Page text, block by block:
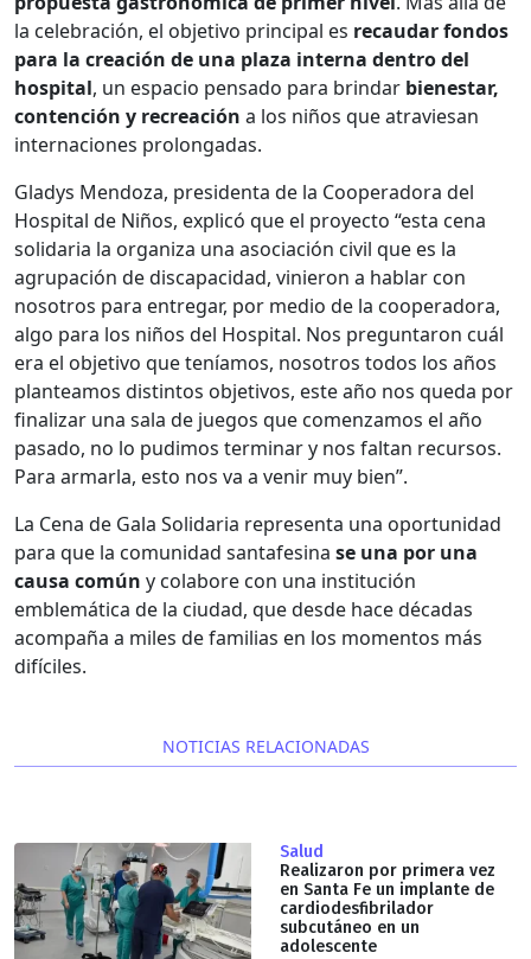
la celebración, el objetivo principal es recaudar fondos
para la creación de una plaza interna dentro del
hospital, un espacio pensado para brindar bienestar,
contención y recreación a los niños que atraviesan
internaciones prolongadas.
Gladys Mendoza, presidenta de la Cooperadora del
Hospital de Niños, explicó que el proyecto “esta cena
solidaria la organiza una asociación civil que es la
agrupación de discapacidad, vinieron a hablar con
nosotros para entregar, por medio de la cooperadora,
algo para los niños del Hospital. Nos preguntaron cuál
era el objetivo que teníamos, nosotros todos los años
planteamos distintos objetivos, este año nos queda por
finalizar una sala de juegos que comenzamos el año
pasado, no lo pudimos terminar y nos faltan recursos.
Para armarla, esto nos va a venir muy bien”.
La Cena de Gala Solidaria representa una oportunidad
para que la comunidad santafesina se una por una
causa común y colabore con una institución
emblemática de la ciudad, que desde hace décadas
acompaña a miles de familias en los momentos más
difíciles.
NOTICIAS RELACIONADAS
Salud
Realizaron por primera vez
en Santa Fe un implante de
cardiodesfibrilador
subcutáneo en un
adolescente